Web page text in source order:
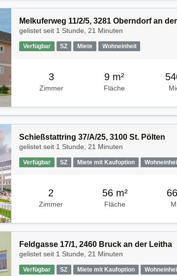
Melkuferweg 11/2/5, 3281 Oberndorf an
gelistet seit 1 Stunde, 21 Minuten
Verfügbar SZ Miete Wohneinheit
3
Zimmer
9 m²
Fläche
Schießstattring 37/A/25, 3100 St. Pölten
gelistet seit 1 Stunde, 21 Minuten
Verfügbar SZ Miete mit Kaufoption
2
Zimmer
56 m²
Fläche
Feldgasse 17/1, 2460 Bruck an der Leitha
gelistet seit 1 Stunde, 21 Minuten
Verfügbar SZ Miete mit Kaufoption